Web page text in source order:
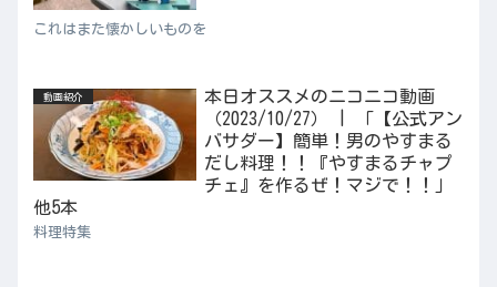
これはまた懐かしいものを
動画紹介
本日オススメのニコニコ動画
（2023/10/27） | 「【公式アン
バサダー】簡単！男のやすまる
だし料理！！『やすまるチャプ
チェ』を作るぜ！マジで！！」
他5本
料理特集